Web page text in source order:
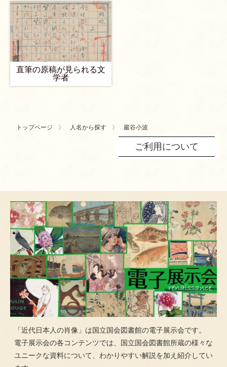
直筆の原稿が見られる文
学者
トップページ 人名から探す 巖谷小波
ご利用について
「近代日本人の肖像」は国立国会図書館の電子展示会です。
電子展示会の各コンテンツでは、国立国会図書館所蔵の様々な
ユニークな資料について、わかりやすい解説を加え紹介してい